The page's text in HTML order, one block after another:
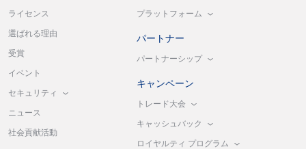
ライセンス
選ばれる理由
受賞
イベント
セキュリティ
ニュース
社会貢献活動
プラットフォーム
パートナー
パートナーシップ
キャンペーン
トレード大会
キャッシュバック
ロイヤルティ プログラム